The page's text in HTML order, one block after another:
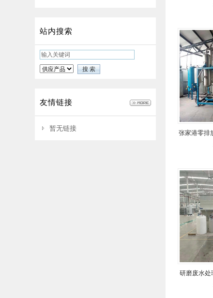
站内搜索
友情链接
暂无链接
废
张家港零排
发/三
研磨废水处
回用